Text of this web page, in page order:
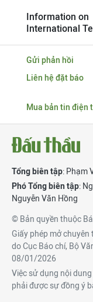
Information on
International
Gửi phản hồi
Liên hệ đặt báo
Mua bản tin điện
Tổng biên tập: Phạm
Phó Tổng biên tập:
Nguyễn Văn Hồng
© Bản quyền thuộc
Giấy phép mở
do Cục Báo chí, Bộ
08/01/2026
Việc sử dụng nội
phải được sự đồng ý